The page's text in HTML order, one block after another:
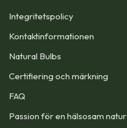
Integritetspolicy
Kontaktinformationen
Natural Bulbs
Certifiering och märkning
FAQ
Passion för en hälsosam natur